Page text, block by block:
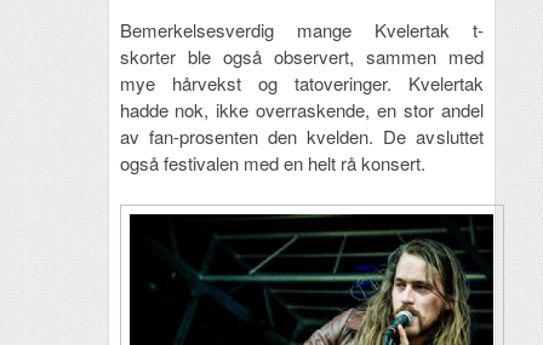
Bemerkelsesverdig mange Kvelertak t-
skorter ble også observert, sammen med
mye hårvekst og tatoveringer. Kvelertak
hadde nok, ikke overraskende, en stor andel
av fan-prosenten den kvelden. De avsluttet
også festivalen med en helt rå konsert.